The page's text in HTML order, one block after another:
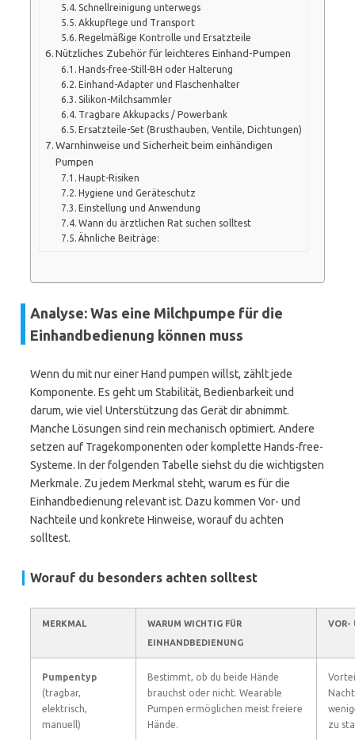
Schnellreinigung unterwegs
Akkupflege und Transport
Regelmäßige Kontrolle und Ersatzteile
Nützliches Zubehör für leichteres Einhand-Pumpen
Hands-free-Still-BH oder Halterung
Einhand-Adapter und Flaschenhalter
Silikon-Milchsammler
Tragbare Akkupacks / Powerbank
Ersatzteile-Set (Brusthauben, Ventile, Dichtungen)
Warnhinweise und Sicherheit beim einhändigen
Pumpen
Haupt-Risiken
Hygiene und Geräteschutz
Einstellung und Anwendung
Wann du ärztlichen Rat suchen solltest
Ähnliche Beiträge:
Analyse: Was eine Milchpumpe für die
Einhandbedienung können muss
Wenn du mit nur einer Hand pumpen willst, zählt jede
Komponente. Es geht um Stabilität, Bedienbarkeit und
darum, wie viel Unterstützung das Gerät dir abnimmt.
Manche Lösungen sind rein mechanisch optimiert. Andere
setzen auf Tragekomponenten oder komplette Hands-free-
Systeme. In der folgenden Tabelle siehst du die wichtigsten
Merkmale. Zu jedem Merkmal steht, warum es für die
Einhandbedienung relevant ist. Dazu kommen Vor- und
Nachteile und konkrete Hinweise, worauf du achten
solltest.
Worauf du besonders achten solltest
MERKMAL
WARUM WICHTIG FÜR
EINHANDBEDIENUNG
VOR-
Pumpentyp
(tragbar,
elektrisch,
manuell)
Bestimmt, ob du beide Hände
brauchst oder nicht. Wearable
Pumpen ermöglichen meist freiere
Hände.
zu